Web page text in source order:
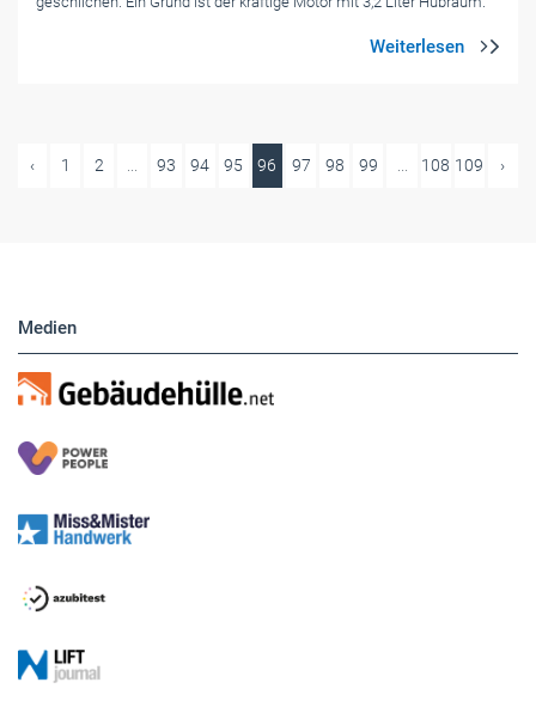
‹ 1 2 ... 93 94 95 96 97 98 99 ... 108 109 ›
Medien